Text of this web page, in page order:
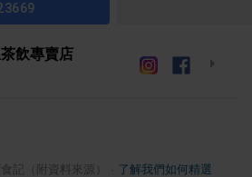
飲專賣店
記（附資料來源） 了解我們如何精選